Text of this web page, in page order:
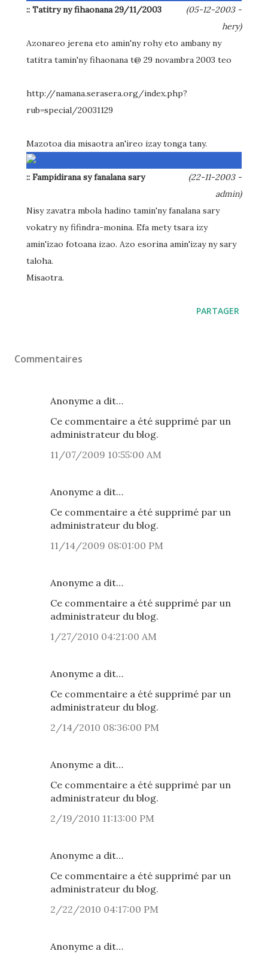
:: Tatitry ny fihaonana 29/11/2003
(05-12-2003 -
hery)
Azonareo jerena eto amin'ny rohy eto ambany ny
tatitra tamin'ny fihaonana t@ 29 novambra 2003 teo
http://namana.serasera.org/index.php?
rub=special/20031129
Mazotoa dia misaotra an'ireo izay tonga tany.
:: Fampidirana sy fanalana sary
(22-11-2003 -
admin)
Nisy zavatra mbola hadino tamin'ny fanalana sary
vokatry ny fifindra-monina. Efa mety tsara izy
amin'izao fotoana izao. Azo esorina amin'izay ny sary
taloha.
Misaotra.
PARTAGER
Commentaires
Anonyme a dit…
Ce commentaire a été supprimé par un
administrateur du blog.
11/07/2009 10:55:00 AM
Anonyme a dit…
Ce commentaire a été supprimé par un
administrateur du blog.
11/14/2009 08:01:00 PM
Anonyme a dit…
Ce commentaire a été supprimé par un
administrateur du blog.
1/27/2010 04:21:00 AM
Anonyme a dit…
Ce commentaire a été supprimé par un
administrateur du blog.
2/14/2010 08:36:00 PM
Anonyme a dit…
Ce commentaire a été supprimé par un
administrateur du blog.
2/19/2010 11:13:00 PM
Anonyme a dit…
Ce commentaire a été supprimé par un
administrateur du blog.
2/22/2010 04:17:00 PM
Anonyme a dit…